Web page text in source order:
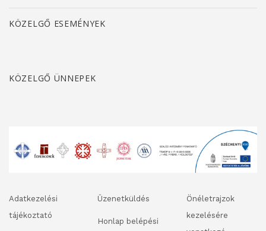
KÖZELGŐ ESEMÉNYEK
KÖZELGŐ ÜNNEPEK
Adatkezelési
tájékoztató
Üzenetküldés
Honlap belépési
Önéletrajzok
kezelésére